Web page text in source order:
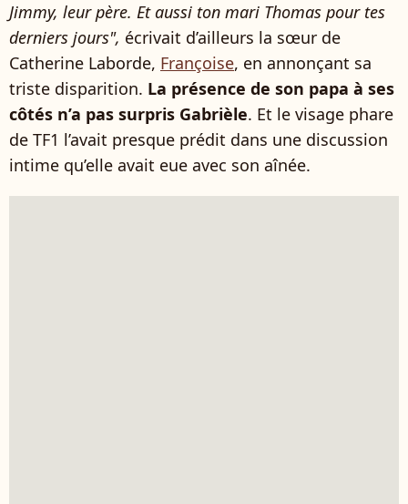
Jimmy, leur père. Et aussi ton mari Thomas pour tes
derniers jours", écrivait d’ailleurs la sœur de
Catherine Laborde, Françoise, en annonçant sa
triste disparition. La présence de son papa à ses
côtés n’a pas surpris Gabrièle. Et le visage phare
de TF1 l’avait presque prédit dans une discussion
intime qu’elle avait eue avec son aînée.